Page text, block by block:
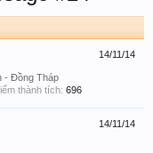
14/11/14
- Đồng Tháp
thành tích: 696
14/11/14